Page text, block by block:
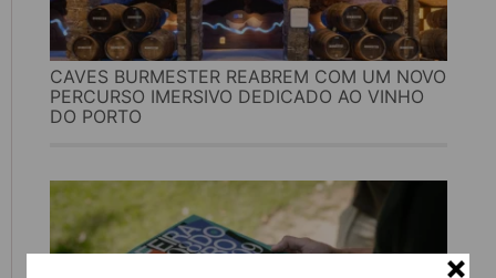
CAVES BURMESTER REABREM COM UM NOVO
PERCURSO IMERSIVO DEDICADO AO VINHO
DO PORTO